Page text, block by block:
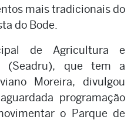
mais tradicionais do
do Bode.
de Agricultura e
(Seadru), que tem a
Moreira, divulgou
programação
o Parque de